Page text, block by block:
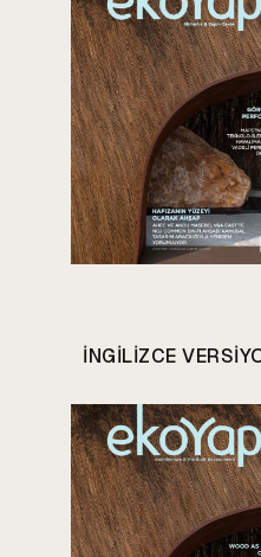
INGILIZCE